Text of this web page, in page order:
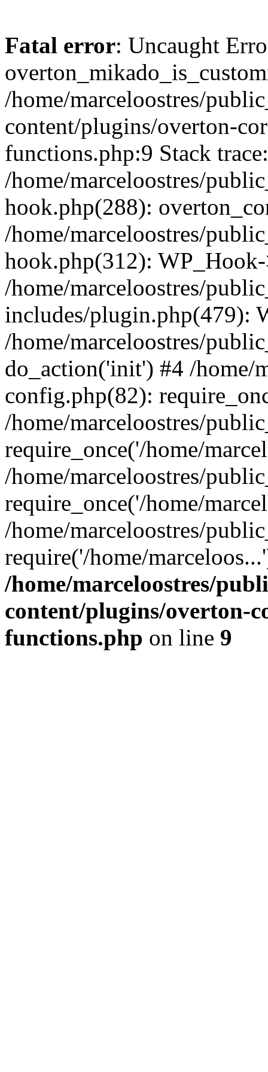
Fatal error: Uncaught
/home/marceloostres/
content/plugins/overton-
functions.php:9 Stack
/home/marceloostres/
hook.php(288):
/home/marceloostres/
hook.php(312):
/home/marceloostres/
includes/plugin.php(479):
/home/marceloostres/
do_action('init') #4 /home/
config.php(82):
/home/marceloostres/
require_once('/home/
/home/marceloostres/
require_once('/home/
/home/marceloostres/
require('/home/
/home/marceloostres/
content/plugins/overton-
functions.php on line 9